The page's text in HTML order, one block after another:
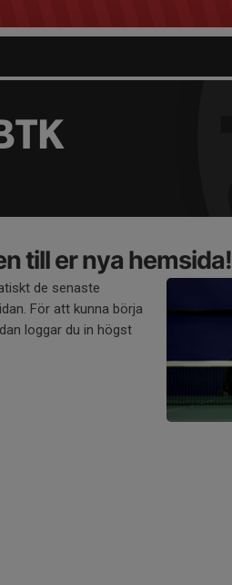
till er nya hemsida!
de senaste
För att kunna börja
loggar du in högst